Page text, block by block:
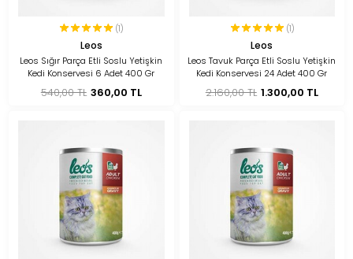
(1)
Leos
Leos Sığır Parça Etli Soslu Yetişkin
Kedi Konservesi 6 Adet 400 Gr
540,00 TL 360,00 TL
(1)
Leos
Leos Tavuk Parça Etli Soslu Yetişkin
Kedi Konservesi 24 Adet 400 Gr
2.160,00 TL 1.300,00 TL